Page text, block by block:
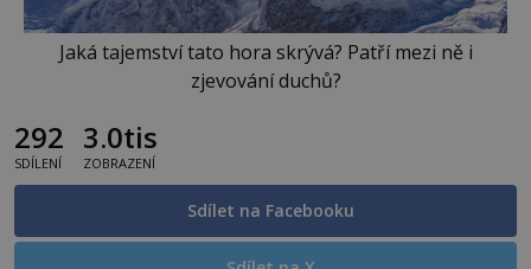
Jaká tajemství tato hora skrývá? Patří mezi ně i
zjevování duchů?
292
SDÍLENÍ
3.0tis
ZOBRAZENÍ
Sdílet na Facebooku